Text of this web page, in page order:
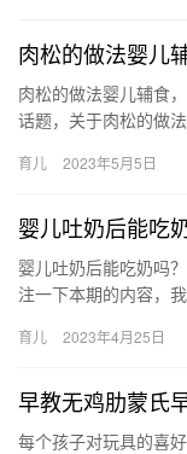
肉松的做法婴儿
肉松的做法婴儿辅食
话题，关于肉松的做
松…
育儿 2023年5月5日
婴儿吐奶后能吃
婴儿吐奶后能吃奶吗
注一下本期的内容，
妈…
育儿 2023年4月25日
早教无鸡肋蒙氏
每个孩子对玩具的喜